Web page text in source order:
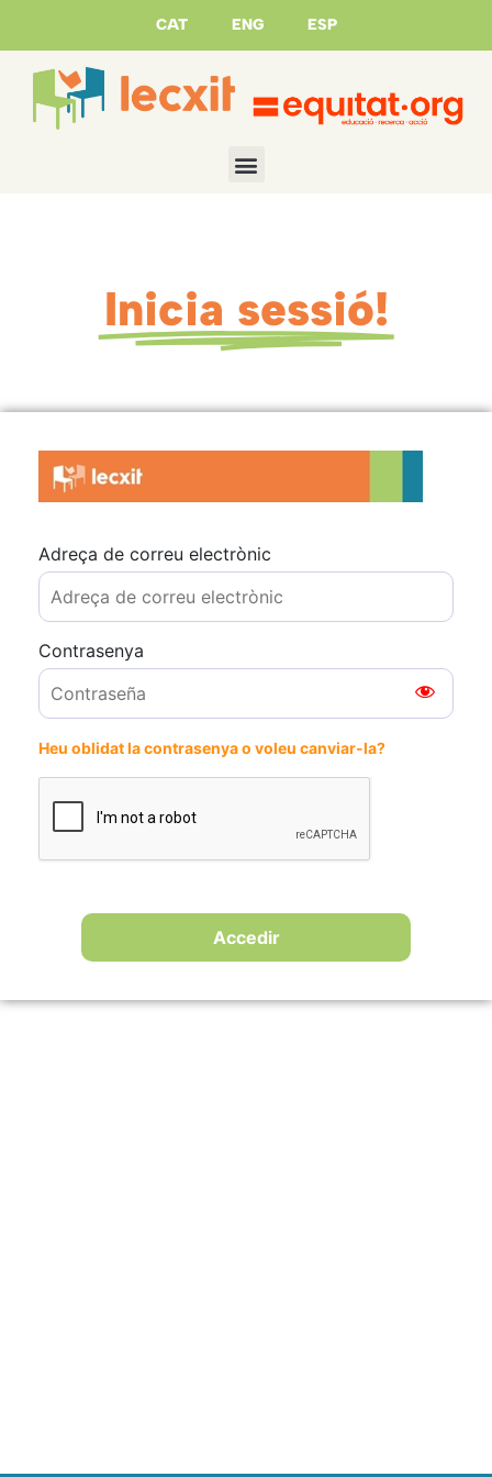
CAT ENG ESP
Inicia sessió!
Adreça de correu electrònic
Contrasenya
Heu oblidat la contrasenya o voleu canviar-la?